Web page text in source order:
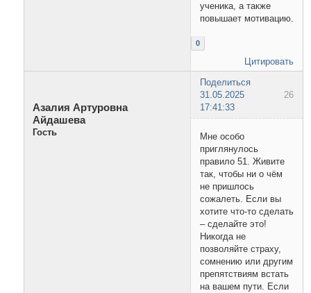
ученика, а также
повышает мотивацию.
0
Цитировать
Поделиться
26
31.05.2025
17:41:33
Азалия Артуровна
Айдашева
Гость
Мне особо
приглянулось
правило 51. Живите
так, чтобы ни о чём
не пришлось
сожалеть. Если вы
хотите что-то сделать
– сделайте это!
Никогда не
позволяйте страху,
сомнению или другим
препятствиям встать
на вашем пути. Если